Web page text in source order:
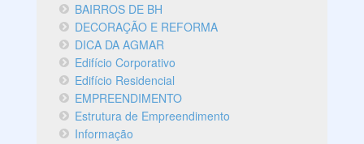
BAIRROS DE BH
DECORAÇÃO E REFORMA
DICA DA AGMAR
Edifício Corporativo
Edifício Residencial
EMPREENDIMENTO
Estrutura de Empreendimento
Informação